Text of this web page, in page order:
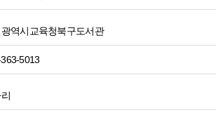
역시교육청북구도서관
5013